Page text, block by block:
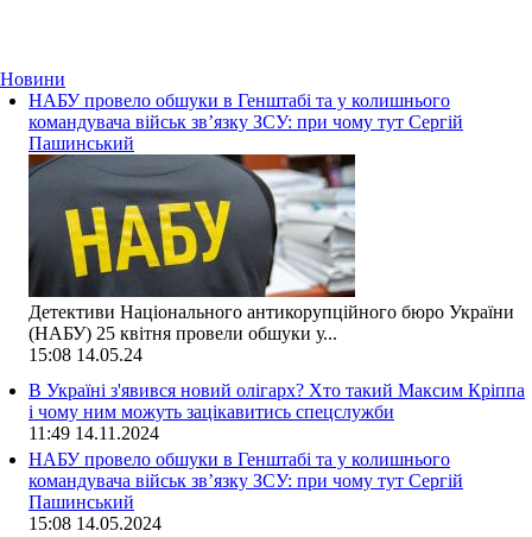
Новини
НАБУ провело обшуки в Генштабі та у колишнього
командувача військ зв’язку ЗСУ: при чому тут Сергій
Пашинський
Детективи Національного антикорупційного бюро України
(НАБУ) 25 квітня провели обшуки у...
15:08 14.05.24
В Україні з'явився новий олігарх? Хто такий Максим Кріппа
і чому ним можуть зацікавитись спецслужби
11:49 14.11.2024
НАБУ провело обшуки в Генштабі та у колишнього
командувача військ зв’язку ЗСУ: при чому тут Сергій
Пашинський
15:08 14.05.2024